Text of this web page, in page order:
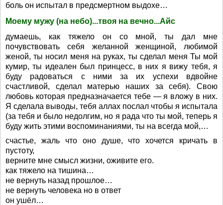
боль он испытал в предсмертном выдохе…
Моему мужу (на небо)...твоя на вечно...Айс
думаешь, как тяжело он со мной, ты дал мне
почувствовать себя желанной женщиной, любимой
женой, ты носил меня на руках, ты сделал меня Ты мой
кумир, ты идеален был принцесс, в них я вижу тебя, я
буду радоваться с ними за их успехи вдвойне
счастливой, сделал матерью наших за себя). Свою
любовь которая предназначается тебе — я вложу в них.
Я сделала выводы, тебя аллах послал чтобы я испытала
(за тебя и было недолгим, но я рада что ты мой, теперь я
буду жить этими воспоминаниями, ты на всегда мой,…
счастье, жаль что оно душе, что хочется кричать в
пустоту,
верните мне смысл жизни, оживите его.
как тяжело на тишина…
не вернуть назад прошлое…
не вернуть человека но в ответ
он ушёл…